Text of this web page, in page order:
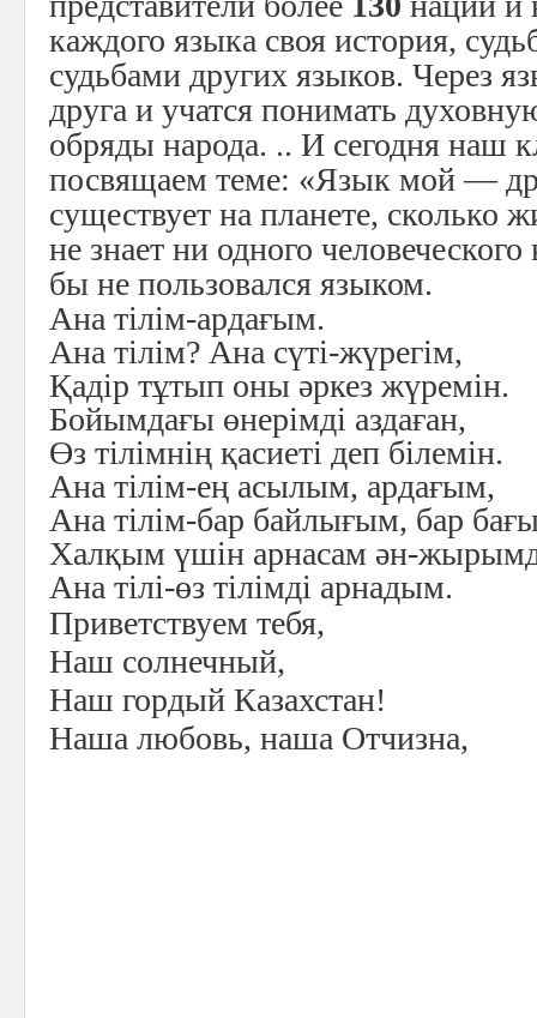
каждого языка своя история,
судьбами других языков. Через
друга и учатся понимать
обряды народа. .. И сегодня наш
посвящаем теме: «Язык мой —
существует на планете, сколько
не знает ни одного
бы не пользовался языком.
Ана тілім-ардағым.
Ана тілім? Ана сүті-жүрегім,
Қадір тұтып оны әркез жүремін.
Бойымдағы өнерімді аздаған,
Өз тілімнің қасиеті деп білемін.
Ана тілім-ең асылым, ардағым,
Ана тілім-бар байлығым, бар
Халқым үшін арнасам ән-
Ана тілі-өз тілімді арнадым.
Приветствуем тебя,
Наш солнечный,
Наш гордый Казахстан!
Наша любовь, наша Отчизна,